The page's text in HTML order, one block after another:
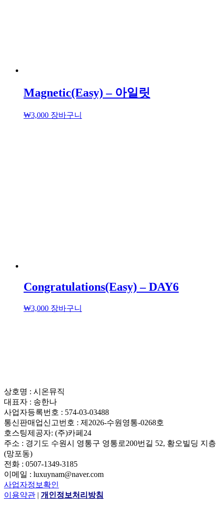
Magnetic(Easy) – 아일릿
₩3,000 장바구니
Congratulations(Easy) – DAY6
₩3,000 장바구니
상호명 : 시온뮤직
대표자 : 송한나
사업자등록번호 : 574-03-03488
통신판매업신고번호 : 제2026-수원영통-0268호
호스팅제공자: (주)카페24
주소 : 경기도 수원시 영통구 영통로200번길 52, 황오빌딩 지층
(망포동)
전화 : 0507-1349-3185
이메일 : luxuynam@naver.com
사업자정보확인
이용약관 | 개인정보처리방침